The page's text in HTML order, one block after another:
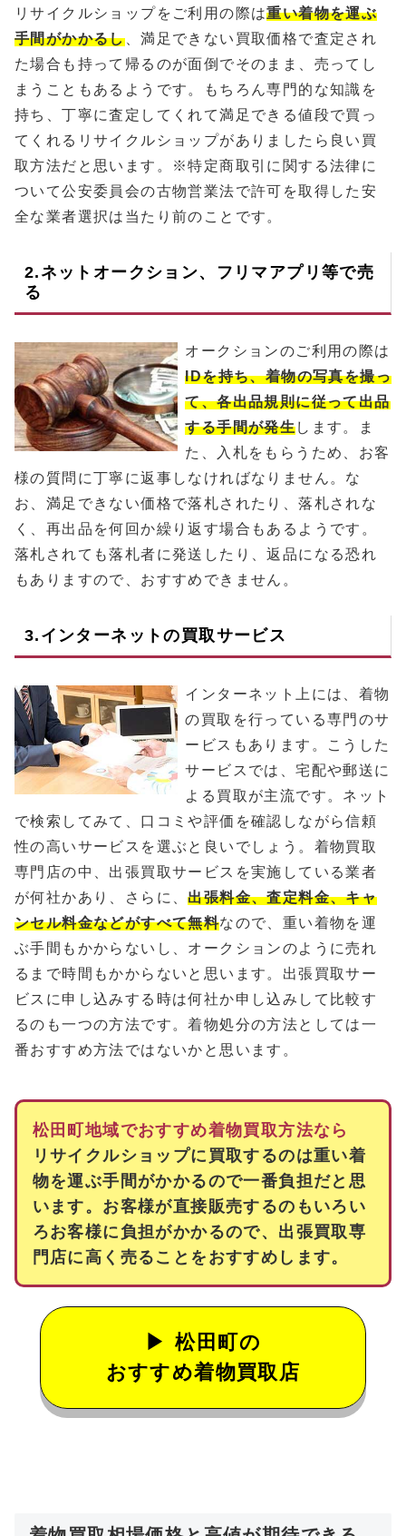
リサイクルショップをご利用の際は重い着物を運ぶ
手間がかかるし、満足できない買取価格で査定され
た場合も持って帰るのが面倒でそのまま、売ってし
まうこともあるようです。もちろん専門的な知識を
持ち、丁寧に査定してくれて満足できる値段で買っ
てくれるリサイクルショップがありましたら良い買
取方法だと思います。※特定商取引に関する法律に
ついて公安委員会の古物営業法で許可を取得した安
全な業者選択は当たり前のことです。
2.ネットオークション、フリマアプリ等で売
る
オークションのご利用の際は
IDを持ち、着物の写真を撮っ
て、各出品規則に従って出品
する手間が発生します。ま
た、入札をもらうため、お客
様の質問に丁寧に返事しなければなりません。な
お、満足できない価格で落札されたり、落札されな
く、再出品を何回か繰り返す場合もあるようです。
落札されても落札者に発送したり、返品になる恐れ
もありますので、おすすめできません。
3.インターネットの買取サービス
インターネット上には、着物
の買取を行っている専門のサ
ービスもあります。こうした
サービスでは、宅配や郵送に
よる買取が主流です。ネット
で検索してみて、口コミや評価を確認しながら信頼
性の高いサービスを選ぶと良いでしょう。着物買取
専門店の中、出張買取サービスを実施している業者
が何社かあり、さらに、出張料金、査定料金、キャ
ンセル料金などがすべて無料なので、重い着物を運
ぶ手間もかからないし、オークションのように売れ
るまで時間もかからないと思います。出張買取サー
ビスに申し込みする時は何社か申し込みして比較す
るのも一つの方法です。着物処分の方法としては一
番おすすめ方法ではないかと思います。
松田町地域でおすすめ着物買取方法なら
リサイクルショップに買取するのは重い着
物を運ぶ手間がかかるので一番負担だと思
います。お客様が直接販売するのもいろい
ろお客様に負担がかかるので、出張買取専
門店に高く売ることをおすすめします。
松田町の
おすすめ着物買取店